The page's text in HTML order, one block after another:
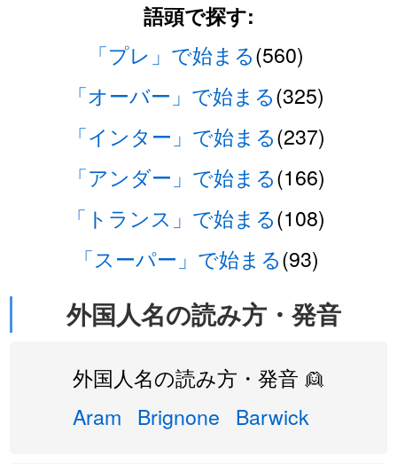
語頭で探す:
「プレ」で始まる(560)
「オーバー」で始まる(325)
「インター」で始まる(237)
「アンダー」で始まる(166)
「トランス」で始まる(108)
「スーパー」で始まる(93)
外国人名の読み方・発音
外国人名の読み方・発音 👱
Aram Brignone Barwick